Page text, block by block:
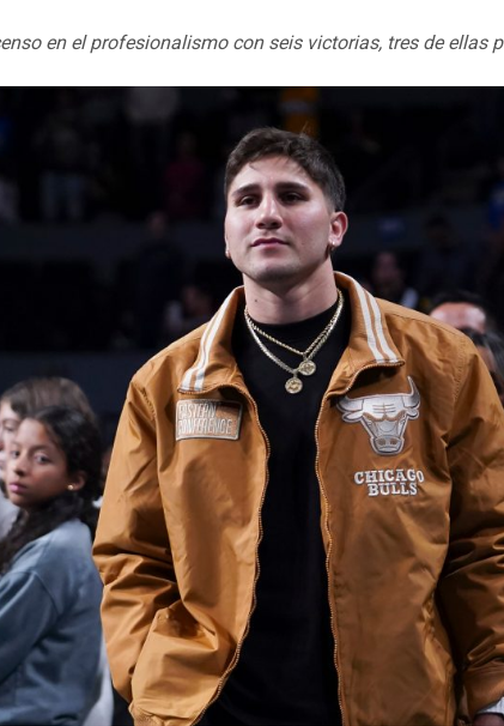
en el profesionalismo con seis victorias, tres de ellas